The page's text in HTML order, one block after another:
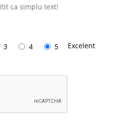
ca simplu text!
3 4 5 Excelent